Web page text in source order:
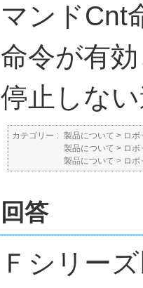
マンドCnt
命令が有
停止しな
カテゴリー : 製品について > ロボ
製品について > ロボ
製品について > ロボ
回答
Ｆシリー